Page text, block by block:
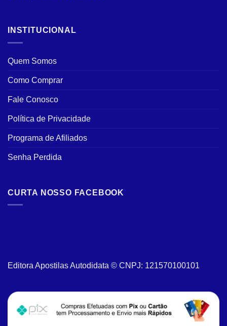
INSTITUCIONAL
Quem Somos
Como Comprar
Fale Conosco
Política de Privacidade
Programa de Afiliados
Senha Perdida
CURTA NOSSO FACEBOOK
Editora Apostilas Autodidata © CNPJ: 121570100101